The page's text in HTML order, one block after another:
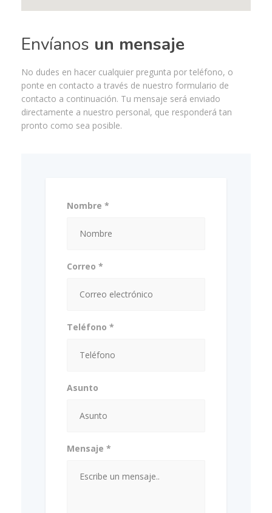
Envíanos un mensaje
No dudes en hacer cualquier pregunta por teléfono, o
ponte en contacto a través de nuestro formulario de
contacto a continuación. Tu mensaje será enviado
directamente a nuestro personal, que responderá tan
pronto como sea posible.
Nombre *
Correo *
Teléfono *
Asunto
Mensaje *